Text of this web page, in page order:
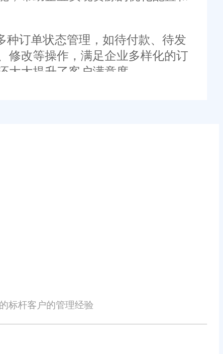
订单状态管理，如待付款、待发
修改等操作，满足企业多样化的订
大提升了客户满意度。
装、培训、维护和升级等服务，
发展。
标杆客户的管理经验